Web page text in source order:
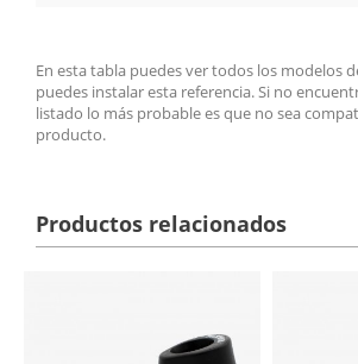
En esta tabla puedes ver todos los modelos
puedes instalar esta referencia. Si no
listado lo más probable es que no sea
producto.
Productos relacionados